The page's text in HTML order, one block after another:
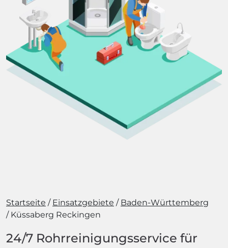
Startseite Einsatzgebiete
Baden-Württemberg
Küssaberg Reckingen
24/7 Rohrreinigungsservice für